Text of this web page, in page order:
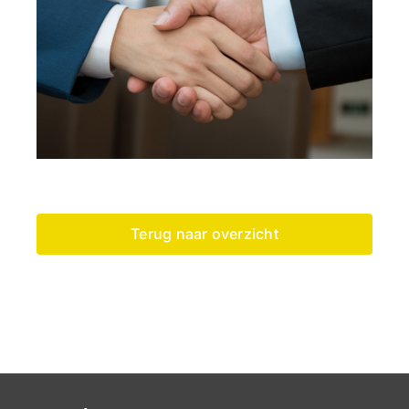
Terug naar overzicht